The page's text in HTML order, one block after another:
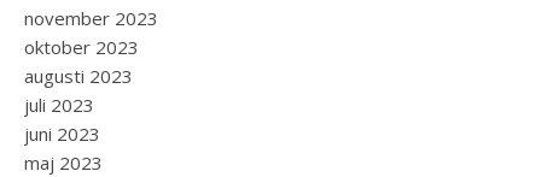
november 2023
oktober 2023
augusti 2023
juli 2023
juni 2023
maj 2023